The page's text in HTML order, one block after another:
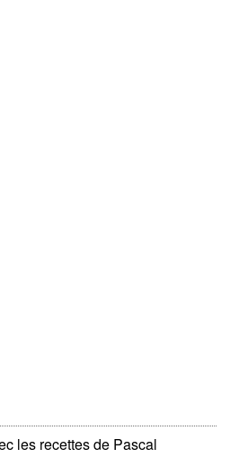
les recettes de Pascal